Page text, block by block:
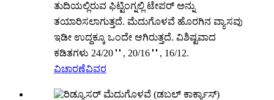
ತುದಿಯಲ್ಲಿರುವ ಫಿಟ್ಟಿಂಗ್ನಲ್ಲಿ ಟೇಪರ್ ಅನ್ನು
ತಯಾರಿಸಲಾಗುತ್ತದೆ. ಮೆದುಗೊಳವೆ ಹೊರಗಿನ ವ್ಯಾಸವು
ಇಡೀ ಉದ್ದಕ್ಕೂ ಒಂದೇ ಆಗಿರುತ್ತದೆ. ವಿಶಿಷ್ಟವಾದ
ಕಡಿತಗಳು 24/20＂, 20/16＂, 16/12.
ವಿಚಾರಣೆವಿವರ